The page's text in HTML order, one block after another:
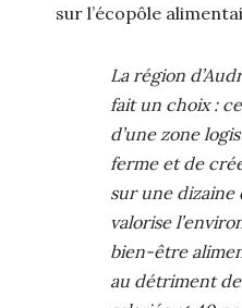
sur l’écopôle
La région
fait un choix :
d’une zone
ferme et de
sur une dizaine
valorise
bien-être
au détriment de